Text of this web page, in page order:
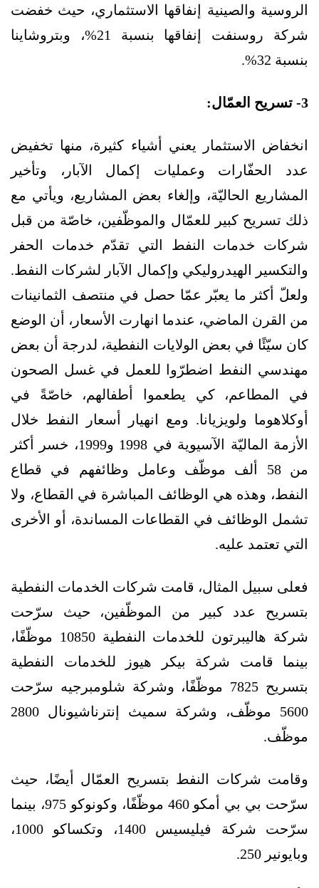
الروسية والصينية إنفاقها الاستثماري، حيث خفضت
شركة روسنفت إنفاقها بنسبة 21%، وبتروشاينا
بنسبة 32%.
3- تسريح العمّال:
انخفاض الاستثمار يعني أشياء كثيرة، منها تخفيض
عدد الحفّارات وعمليات إكمال الآبار، وتأخير
المشاريع الحاليّة، وإلغاء بعض المشاريع، ويأتي مع
ذلك تسريح كبير للعمّال والموظّفين، خاصّة من قبل
شركات خدمات النفط التي تقدّم خدمات الحفر
والتكسير الهيدروليكي وإكمال الآبار لشركات النفط.
ولعلّ أكثر ما يعبّر عمّا حصل في منتصف الثمانينات
من القرن الماضي، عندما انهارت الأسعار، أن الوضع
كان سيّئًا في بعض الولايات النفطية، لدرجة أن بعض
مهندسي النفط اضطرّوا للعمل في غسل الصحون
في المطاعم، كي يطعموا أطفالهم، خاصّةً في
أوكلاهوما ولويزيانا. ومع انهيار أسعار النفط خلال
الأزمة الماليّة الآسيوية في 1998 و1999، خسر أكثر
من 58 ألف موظّف وعامل وظائفهم في قطاع
النفط، وهذه هي الوظائف المباشرة في القطاع، ولا
تشمل الوظائف في القطاعات المساندة، أو الأخرى
التي تعتمد عليه.
فعلى سبيل المثال، قامت شركات الخدمات النفطية
بتسريح عدد كبير من الموظّفين، حيث سرّحت
شركة هاليبرتون للخدمات النفطية 10850 موظّفًا،
بينما قامت شركة بيكر هيوز للخدمات النفطية
بتسريح 7825 موظّفًا، وشركة شلومبرجيه سرّحت
5600 موظّف، وشركة سميث إنترناشيونال 2800
موظّف.
وقامت شركات النفط بتسريح العمّال أيضًا، حيث
سرّحت بي بي أمكو 460 موظّفًا، وكونوكو 975، بينما
سرّحت شركة فيليسيس 1400، وتكساكو 1000،
وبايونير 250.